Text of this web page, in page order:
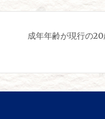
成年年齢が現行の